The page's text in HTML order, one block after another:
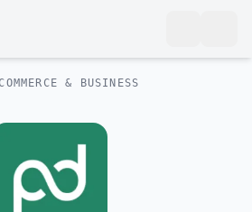
& BUSINESS